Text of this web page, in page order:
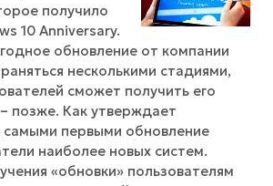
получило
10 Anniversary.
обновление от компании
несколькими стадиями,
сможет получить его
позже. Как утверждает
самыми первыми обновление
наиболее новых систем.
«обновки» пользователям